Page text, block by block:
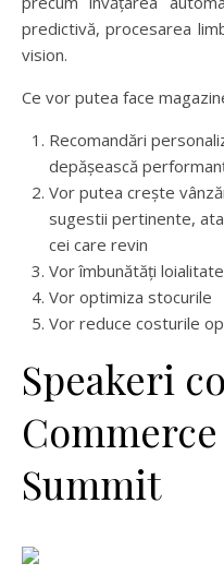
predictivă, procesarea
vision.
Ce vor putea face
Recomandări
depășească
Vor putea crește
sugestii pertinente,
cei care revin
Vor îmbunătăți
Vor optimiza stocurile
Vor reduce costurile
Speakeri
Summit